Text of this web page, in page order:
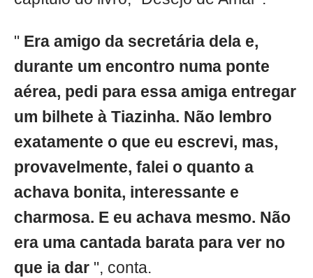
" Era amigo da secretária dela e,
durante um encontro numa ponte
aérea, pedi para essa amiga entregar
um bilhete à Tiazinha. Não lembro
exatamente o que eu escrevi, mas,
provavelmente, falei o quanto a
achava bonita, interessante e
charmosa. E eu achava mesmo. Não
era uma cantada barata para ver no
que ia dar ", conta.